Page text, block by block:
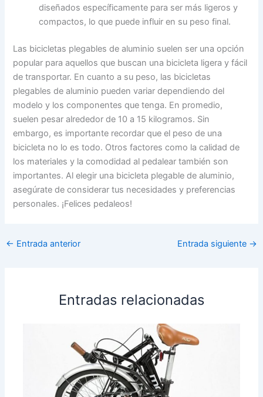
diseñados específicamente para ser más ligeros y
compactos, lo que puede influir en su peso final.
Las bicicletas plegables de aluminio suelen ser una opción
popular para aquellos que buscan una bicicleta ligera y fácil
de transportar. En cuanto a su peso, las bicicletas
plegables de aluminio pueden variar dependiendo del
modelo y los componentes que tenga. En promedio,
suelen pesar alrededor de 10 a 15 kilogramos. Sin
embargo, es importante recordar que el peso de una
bicicleta no lo es todo. Otros factores como la calidad de
los materiales y la comodidad al pedalear también son
importantes. Al elegir una bicicleta plegable de aluminio,
asegúrate de considerar tus necesidades y preferencias
personales. ¡Felices pedaleos!
← Entrada anterior Entrada siguiente →
Entradas relacionadas